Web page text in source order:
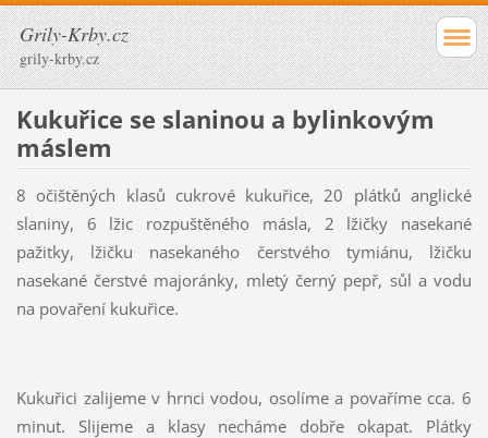
Grily-Krby.cz
grily-krby.cz
Kukuřice se slaninou a bylinkovým
máslem
8 očištěných klasů cukrové kukuřice, 20 plátků anglické
slaniny, 6 lžic rozpuštěného másla, 2 lžičky nasekané
pažitky, lžičku nasekaného čerstvého tymiánu, lžičku
nasekané čerstvé majoránky, mletý černý pepř, sůl a vodu
na povaření kukuřice.
Kukuřici zalijeme v hrnci vodou, osolíme a povaříme cca. 6
minut. Slijeme a klasy necháme dobře okapat. Plátky